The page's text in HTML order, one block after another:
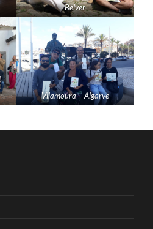
Belver
Vilamoura – Algarve